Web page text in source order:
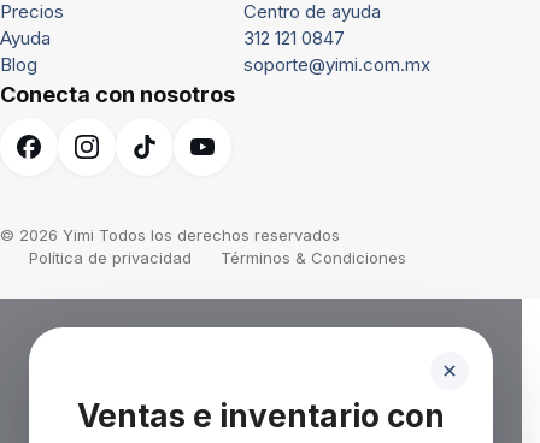
Precios
Ayuda
Blog
Centro de ayuda
312 121 0847
soporte@yimi.com.mx
Conecta con nosotros
© 2026 Yimi Todos los derechos reservados
Política de privacidad
Términos & Condiciones
Ventas e inventario con